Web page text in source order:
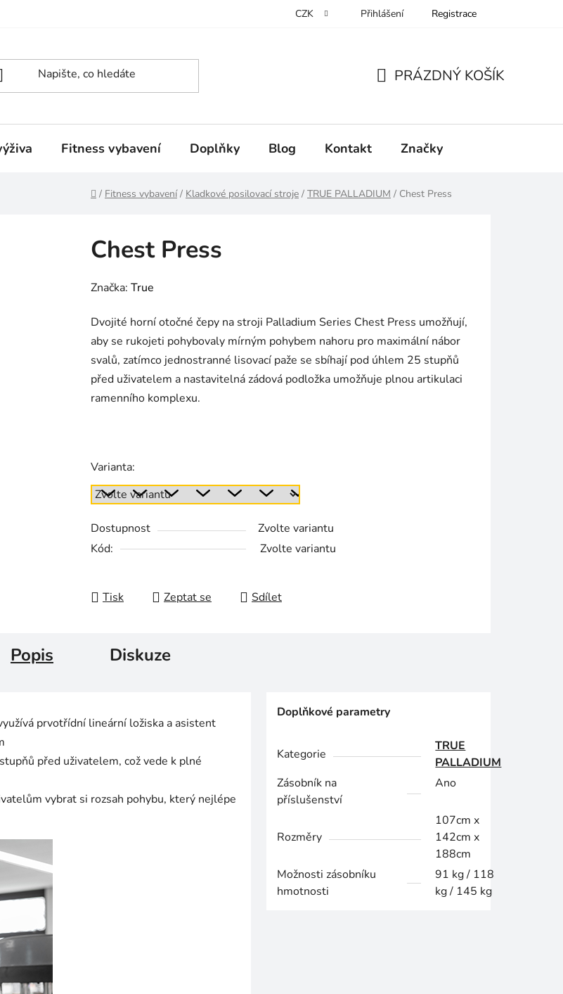
CZK Přihlášení Registrace
KOŠÍK
PRÁZDNÝ KOŠÍK
Fitness vybavení Doplňky Blog Kontakt Značky
Domů
/ Fitness vybavení / Kladkové posilovací stroje / TRUE PALLADIUM / Chest Press
Chest Press
Značka: True
Dvojité horní otočné čepy na stroji Palladium Series Chest Press umožňují,
aby se rukojeti pohybovaly mírným pohybem nahoru pro maximální nábor
svalů, zatímco jednostranné lisovací paže se sbíhají pod úhlem 25 stupňů
před uživatelem a nastavitelná zádová podložka umožňuje plnou artikulaci
ramenního komplexu.
Varianta:
Dostupnost
Zvolte variantu
Kód:
Zvolte variantu
Tisk Zeptat se Sdílet
Popis Diskuze
prvotřídní lineární ložiska a asistent
před uživatelem, což vede k plné
vybrat si rozsah pohybu, který nejlépe
Doplňkové parametry
Kategorie
TRUE
PALLADIUM
Zásobník na
příslušenství
Ano
Rozměry
107cm x
142cm x
188cm
Možnosti zásobníku
hmotnosti
91 kg / 118
kg / 145 kg